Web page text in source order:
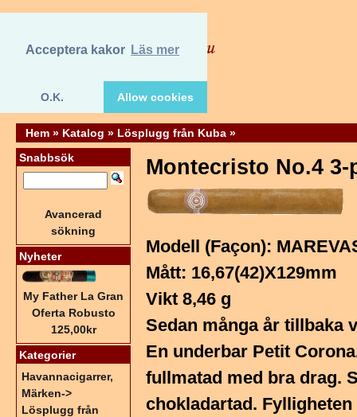
Acceptera kakor Läs mer
O.K. Allow cookies
Hem » Katalog » Lösplugg från Kuba »
Montecristo No.4 3-
Modell (Façon):
Mått: 16,67(42)X129mm
Vikt 8,46 g
Sedan många år tillbaka
En underbar Petit
fullmatad med bra drag.
chokladartad.
Snabbsök
Avancerad
sökning
Nyheter
My Father La Gran
Oferta Robusto
125,00kr
Kategorier
Havannacigarrer,
Märken->
Lösplugg från